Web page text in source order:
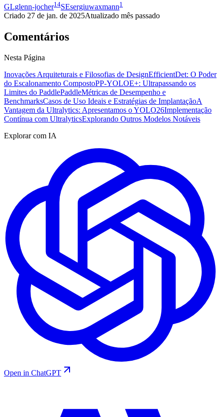
GLglenn-jocher14SEsergiuwaxmann1
Criado 27 de jan. de 2025Atualizado mês passado
Comentários
Nesta Página
Inovações Arquiteturais e Filosofias de DesignEfficientDet: O Poder
do Escalonamento CompostoPP-YOLOE+: Ultrapassando os
Limites do PaddlePaddleMétricas de Desempenho e
BenchmarksCasos de Uso Ideais e Estratégias de ImplantaçãoA
Vantagem da Ultralytics: Apresentamos o YOLO26Implementação
Contínua com UltralyticsExplorando Outros Modelos Notáveis
Explorar com IA
Open in ChatGPT